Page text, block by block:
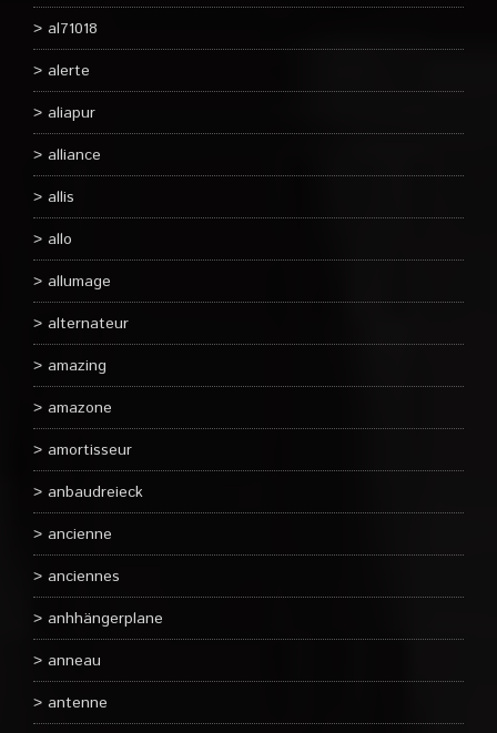
al71018
alerte
aliapur
alliance
allis
allo
allumage
alternateur
amazing
amazone
amortisseur
anbaudreieck
ancienne
anciennes
anhhängerplane
anneau
antenne